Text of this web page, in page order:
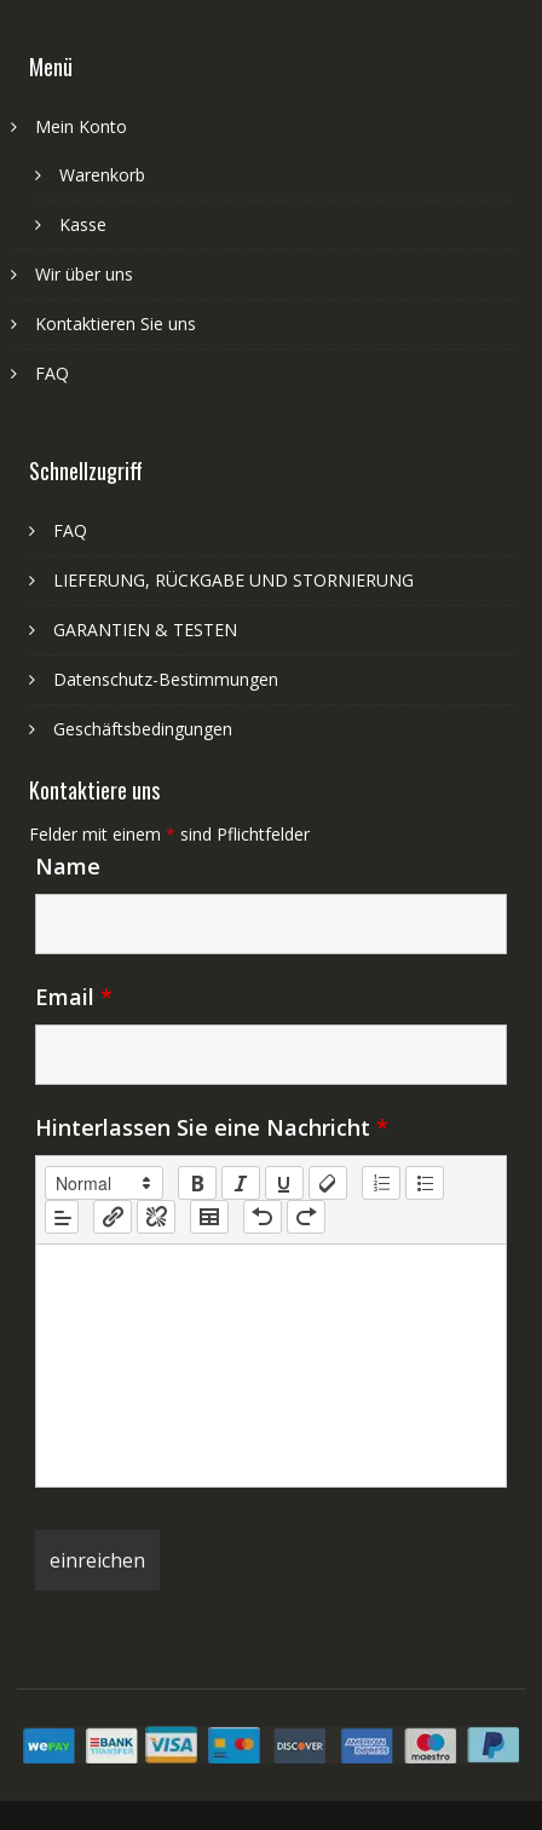
Menü
Mein Konto
Warenkorb
Kasse
Wir über uns
Kontaktieren Sie uns
FAQ
Schnellzugriff
FAQ
LIEFERUNG, RÜCKGABE UND STORNIERUNG
GARANTIEN & TESTEN
Datenschutz-Bestimmungen
Geschäftsbedingungen
Kontaktiere uns
Felder mit einem * sind Pflichtfelder
Name
Email *
Hinterlassen Sie eine Nachricht *